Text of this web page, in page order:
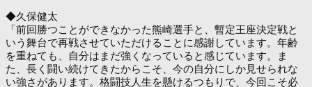
◆久保健太
「前回勝つことができなかった熊崎選手と、暫定王座決定戦と
いう舞台で再戦させていただけることに感謝しています。年齢
を重ねても、自分はまだ強くなっていると感じています。ま
た、長く闘い続けてきたからこそ、今の自分にしか見せられな
い強さがあります。格闘技人生を懸けるつもりで、今回こそ必